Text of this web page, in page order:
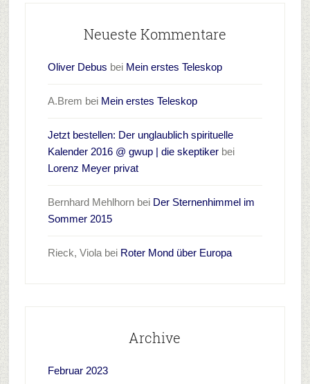
Neueste Kommentare
Oliver Debus bei Mein erstes Teleskop
A.Brem bei Mein erstes Teleskop
Jetzt bestellen: Der unglaublich spirituelle
Kalender 2016 @ gwup | die skeptikerbei
Lorenz Meyer privat
Bernhard Mehlhornbei Der Sternenhimmel im
Sommer 2015
Rieck, Violabei Roter Mond über Europa
Archive
Februar 2023